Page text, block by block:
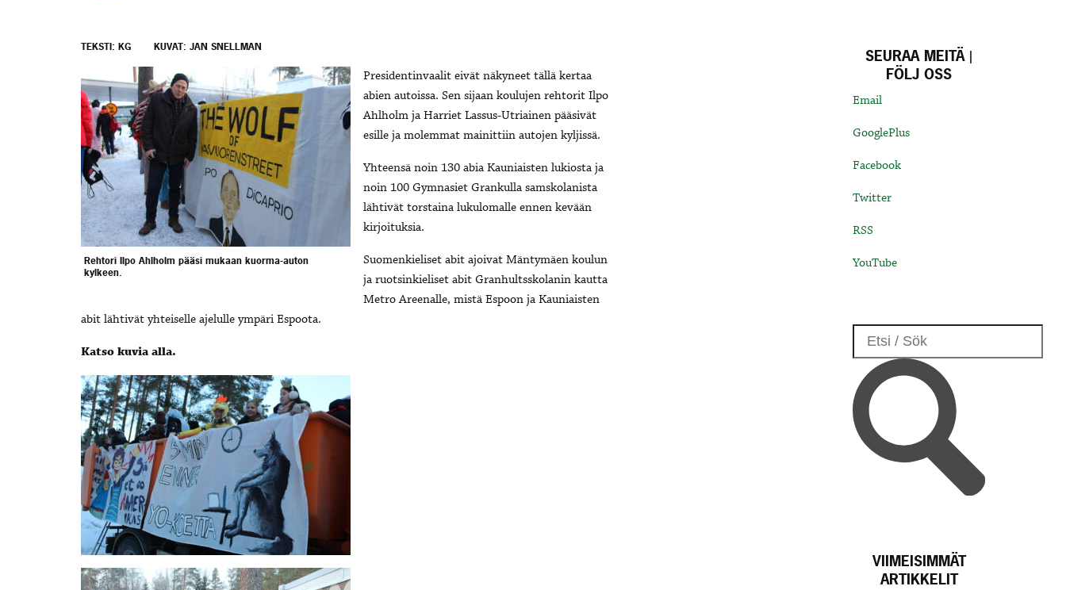
TEKSTI: KG KUVAT: JAN SNELLMAN
Rehtori Ilpo Ahlholm pääsi mukaan kuorma-auton
kylkeen.
Presidentinvaalit eivät näkyneet tällä kertaa
abien autoissa. Sen sijaan koulujen rehtorit Ilpo
Ahlholm ja Harriet Lassus-Utriainen pääsivät
esille ja molemmat mainittiin autojen kyljissä.
Yhteensä noin 130 abia Kauniaisten lukiosta ja
noin 100 Gymnasiet Grankulla samskolanista
lähtivät torstaina lukulomalle ennen kevään
kirjoituksia.
Suomenkieliset abit ajoivat Mäntymäen koulun
ja ruotsinkieliset abit Granhultsskolanin kautta
Metro Areenalle, mistä Espoon ja Kauniaisten
abit lähtivät yhteiselle ajelulle ympäri Espoota.
Katso kuvia alla.
SEURAA MEITÄ |
FÖLJ OSS
Email
GooglePlus
Facebook
Twitter
RSS
YouTube
VIIMEISIMMÄT
ARTIKKELIT